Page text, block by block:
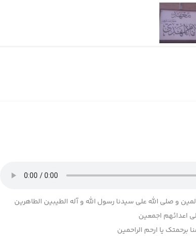
و صلی الله علی سیدنا رسول الله و آله الطیبین الطاهرین
اعدائهم اجمعین
برحمتک یا ارحم الراحمین